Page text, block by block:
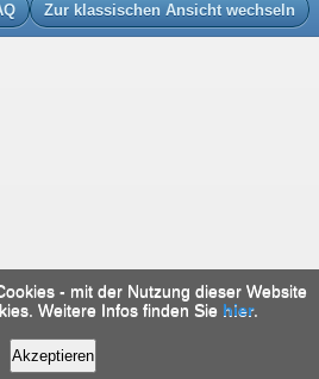
Zur klassischen Ansicht wechseln
- mit der Nutzung dieser Website
Weitere Infos finden Sie hier.